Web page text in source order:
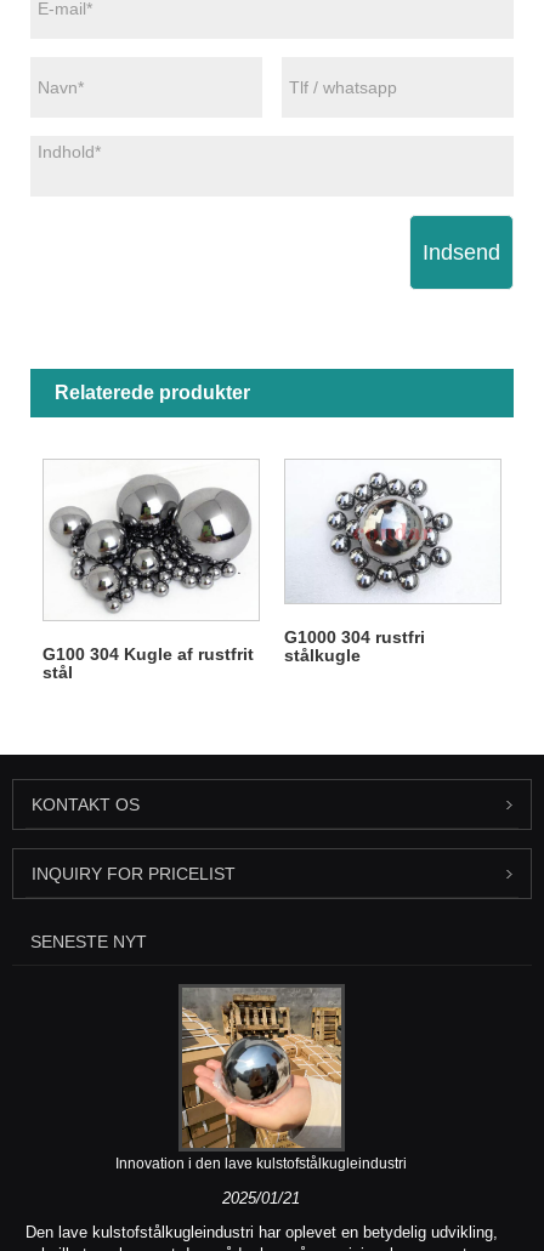
Indsend
Relaterede produkter
G100 304 Kugle af rustfrit
stål
G1000 304 rustfri
stålkugle
KONTAKT OS
INQUIRY FOR PRICELIST
SENESTE NYT
Innovation i den lave kulstofstålkugleindustri
2025/01/21
Den lave kulstofstålkugleindustri har oplevet en betydelig udvikling,